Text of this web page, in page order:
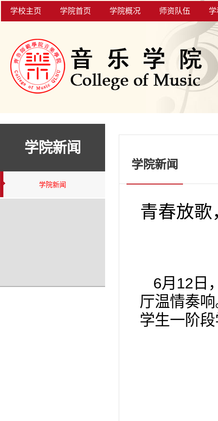
学校主页 学院首页 学院概况 师资队伍
学院新闻
学院新闻
学院新闻
青春放
6月12日
厅温情奏
学生一阶